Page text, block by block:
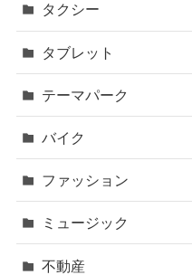
タクシー
タブレット
テーマパーク
バイク
ファッション
ミュージック
不動産